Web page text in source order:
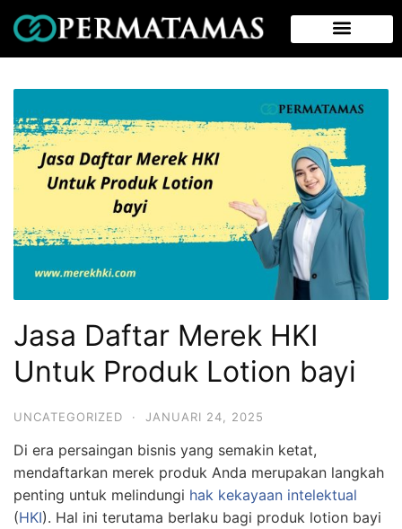
Jasa Daftar Merek HKI
Untuk Produk Lotion bayi
UNCATEGORIZED · JANUARI 24, 2025
Di era persaingan bisnis yang semakin ketat,
mendaftarkan merek produk Anda merupakan langkah
penting untuk melindungi hak kekayaan intelektual
(HKI). Hal ini terutama berlaku bagi produk lotion bayi